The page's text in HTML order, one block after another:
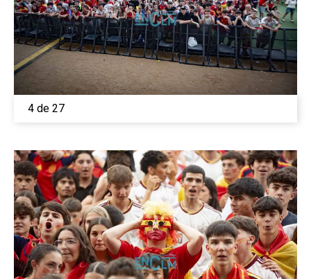
4 de 27